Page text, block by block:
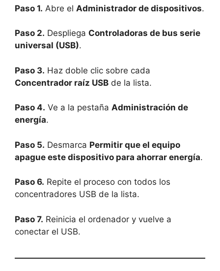
Paso 1. Abre el Administrador de dispositivos.
Paso 2. Despliega Controladoras de bus serie
universal (USB).
Paso 3. Haz doble clic sobre cada
Concentrador raíz USB de la lista.
Paso 4. Ve a la pestaña Administración de
energía.
Paso 5. Desmarca Permitir que el equipo
apague este dispositivo para ahorrar energía.
Paso 6. Repite el proceso con todos los
concentradores USB de la lista.
Paso 7. Reinicia el ordenador y vuelve a
conectar el USB.